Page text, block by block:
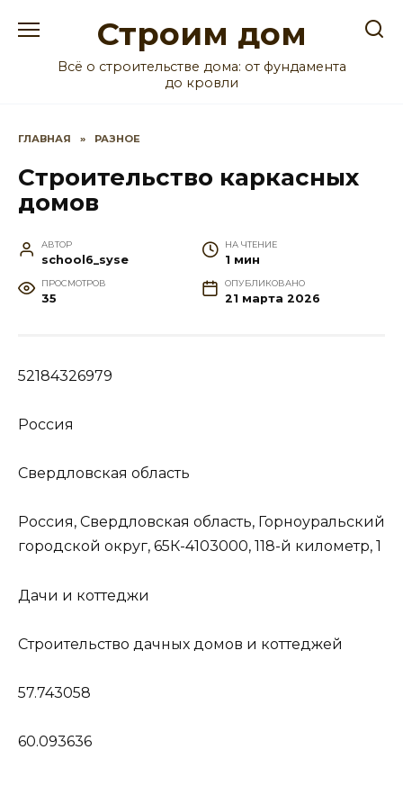
Строим дом
Всё о строительстве дома: от фундамента
до кровли
ГЛАВНАЯ » РАЗНОЕ
Строительство каркасных
домов
АВТОР
school6_syse
НА ЧТЕНИЕ
1 мин
ПРОСМОТРОВ
35
ОПУБЛИКОВАНО
21 марта 2026
52184326979
Россия
Свердловская область
Россия, Свердловская область, Горноуральский
городской округ, 65К-4103000, 118-й километр, 1
Дачи и коттеджи
Строительство дачных домов и коттеджей
57.743058
60.093636